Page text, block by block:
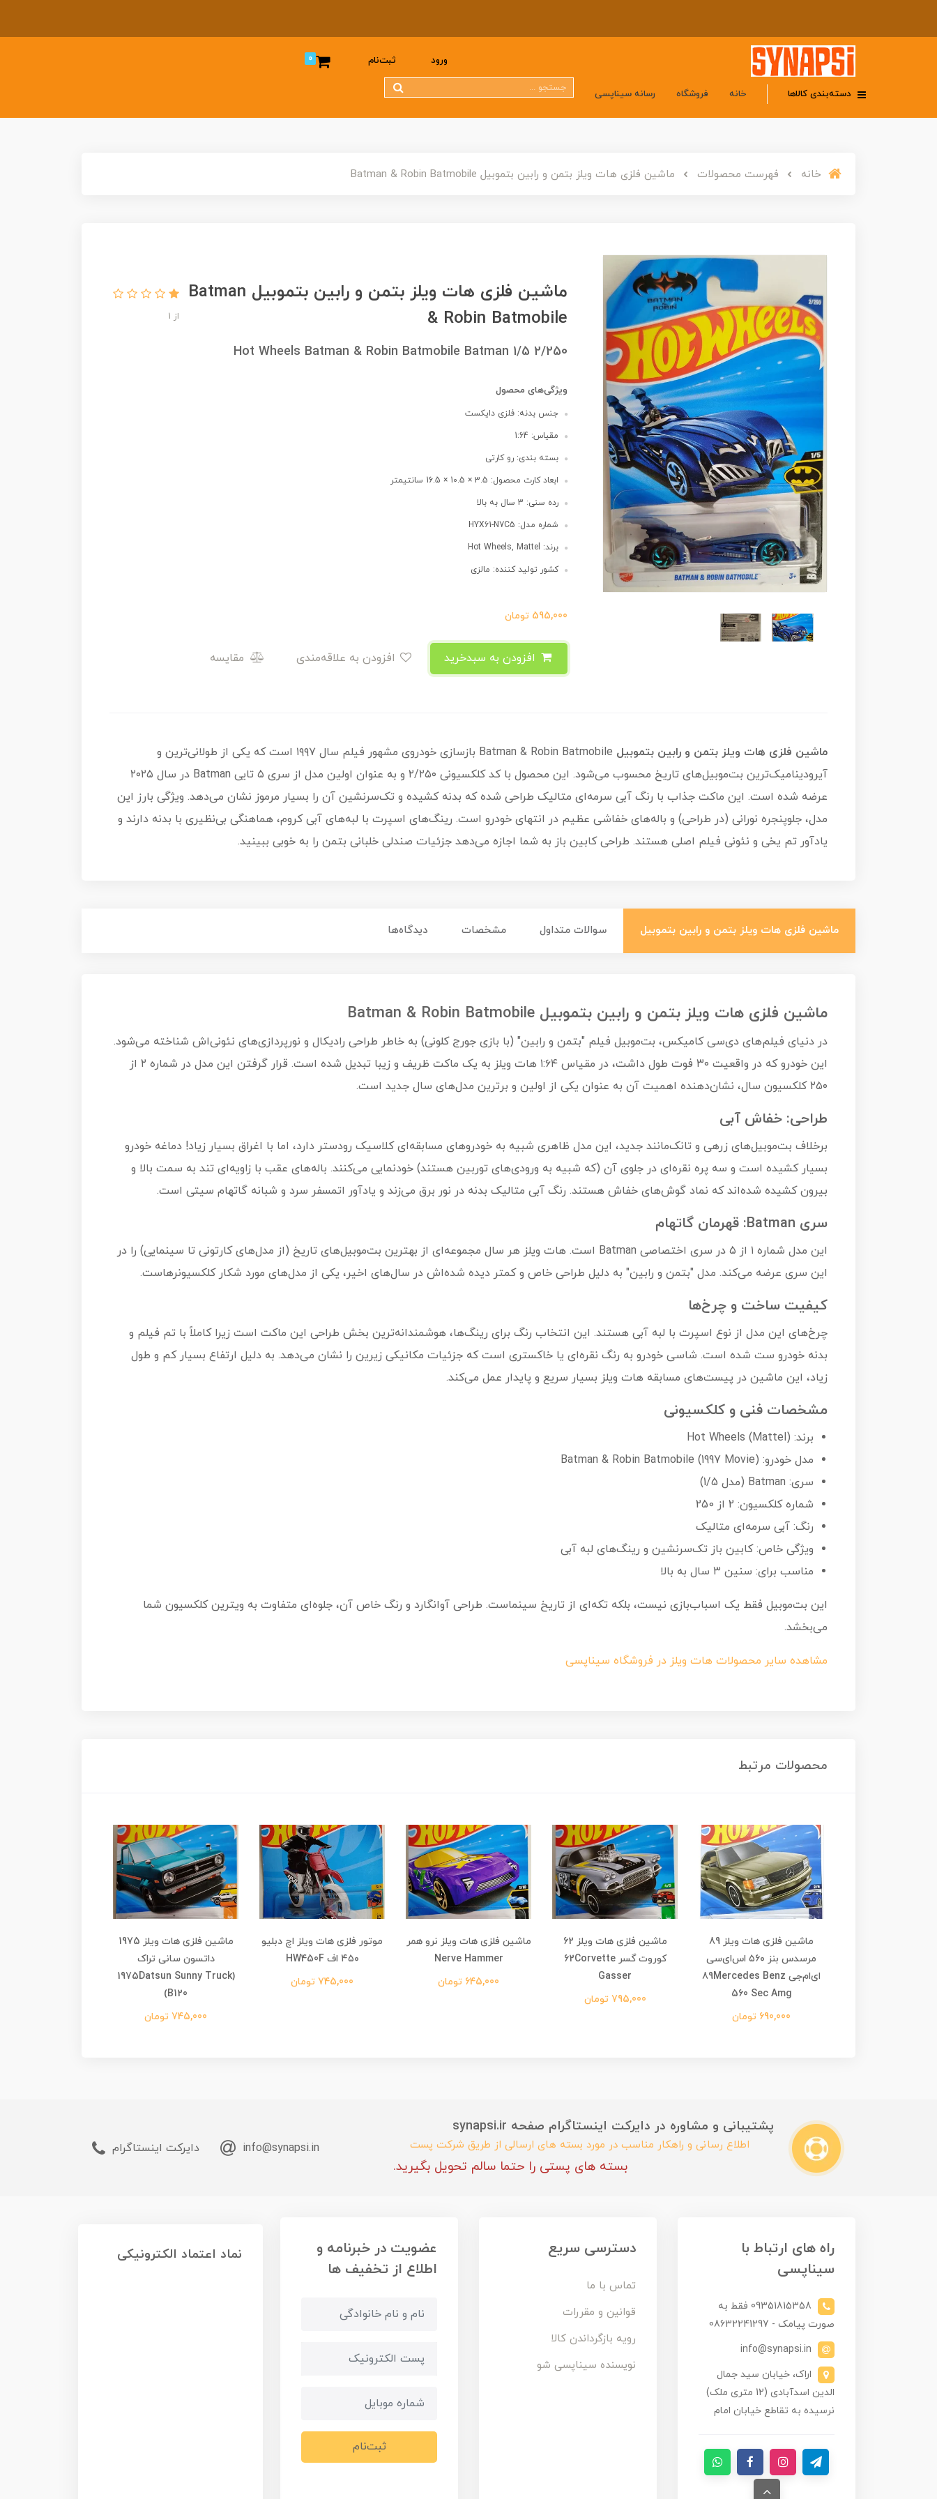
ورود ثبت‌نام 0
دسته‌بندی کالاها خانه فروشگاه رسانه سیناپسی
خانه فهرست محصولات ماشین فلزی هات ویلز بتمن و رابین بتموبیل Batman & Robin Batmobile
ماشین فلزی هات ویلز بتمن و رابین بتموبیل Batman
& Robin Batmobile
از 1
Hot Wheels Batman & Robin Batmobile Batman 1/5 2/250
ویژگی‌های محصول
جنس بدنه: فلزی دایکست
مقیاس: 1:64
بسته بندی: رو کارتی
ابعاد کارت محصول: 3.5 × 10.5 × 16.5 سانتیمتر
رده سنی: 3 سال به بالا
شماره مدل: HYX61-N7C5
برند: Hot Wheels, Mattel
کشور تولید کننده: مالزی
595,000 تومان
مقایسه
ماشین فلزی هات ویلز بتمن و رابین بتموبیل
Batman & Robin Batmobile بازسازی خودروی مشهور فیلم سال ۱۹۹۷ است که یکی از طولانی‌ترین و
آیرودینامیک‌ترین بت‌موبیل‌های تاریخ محسوب می‌شود. این محصول با کد کلکسیونی ۲/۲۵۰ و به عنوان اولین مدل از سری ۵ تایی Batman در سال ۲۰۲۵
عرضه شده است. این ماکت جذاب با رنگ آبی سرمه‌ای متالیک طراحی شده که بدنه کشیده و تک‌سرنشین آن را بسیار مرموز نشان می‌دهد. ویژگی بارز این
مدل، جلوپنجره نورانی (در طراحی) و باله‌های خفاشی عظیم در انتهای خودرو است. رینگ‌های اسپرت با لبه‌های آبی کروم، هماهنگی بی‌نظیری با بدنه دارند و
یادآور تم یخی و نئونی فیلم اصلی هستند. طراحی کابین باز به شما اجازه می‌دهد جزئیات صندلی خلبانی بتمن را به خوبی ببینید.
ماشین فلزی هات ویلز بتمن و رابین بتموبیل سوالات متداول مشخصات دیدگاه‌ها
ماشین فلزی هات ویلز بتمن و رابین بتموبیل Batman & Robin Batmobile
در دنیای فیلم‌های دی‌سی کامیکس، بت‌موبیل فیلم "بتمن و رابین" (با بازی جورج کلونی) به خاطر طراحی رادیکال و نورپردازی‌های نئونی‌اش شناخته می‌شود.
این خودرو که در واقعیت ۳۰ فوت طول داشت، در مقیاس ۱:۶۴ هات ویلز به یک ماکت ظریف و زیبا تبدیل شده است. قرار گرفتن این مدل در شماره ۲ از
۲۵۰ کلکسیون سال، نشان‌دهنده اهمیت آن به عنوان یکی از اولین و برترین مدل‌های سال جدید است.
طراحی: خفاش آبی
برخلاف بت‌موبیل‌های زرهی و تانک‌مانند جدید، این مدل ظاهری شبیه به خودروهای مسابقه‌ای کلاسیک رودستر دارد، اما با اغراق بسیار زیاد! دماغه خودرو
بسیار کشیده است و سه پره نقره‌ای در جلوی آن (که شبیه به ورودی‌های توربین هستند) خودنمایی می‌کنند. باله‌های عقب با زاویه‌ای تند به سمت بالا و
بیرون کشیده شده‌اند که نماد گوش‌های خفاش هستند. رنگ آبی متالیک بدنه در نور برق می‌زند و یادآور اتمسفر سرد و شبانه گاتهام سیتی است.
سری Batman: قهرمان گاتهام
این مدل شماره ۱ از ۵ در سری اختصاصی Batman است. هات ویلز هر سال مجموعه‌ای از بهترین بت‌موبیل‌های تاریخ (از مدل‌های کارتونی تا سینمایی) را در
این سری عرضه می‌کند. مدل "بتمن و رابین" به دلیل طراحی خاص و کمتر دیده شده‌اش در سال‌های اخیر، یکی از مدل‌های مورد شکار کلکسیونرهاست.
کیفیت ساخت و چرخ‌ها
چرخ‌های این مدل از نوع اسپرت با لبه آبی هستند. این انتخاب رنگ برای رینگ‌ها، هوشمندانه‌ترین بخش طراحی این ماکت است زیرا کاملاً با تم فیلم و
بدنه خودرو ست شده است. شاسی خودرو به رنگ نقره‌ای یا خاکستری است که جزئیات مکانیکی زیرین را نشان می‌دهد. به دلیل ارتفاع بسیار کم و طول
زیاد، این ماشین در پیست‌های مسابقه هات ویلز بسیار سریع و پایدار عمل می‌کند.
مشخصات فنی و کلکسیونی
برند: Hot Wheels (Mattel)
مدل خودرو: Batman & Robin Batmobile (1997 Movie)
سری: Batman (مدل 1/5)
شماره کلکسیون: 2 از 250
رنگ: آبی سرمه‌ای متالیک
ویژگی خاص: کابین باز تک‌سرنشین و رینگ‌های لبه آبی
مناسب برای: سنین ۳ سال به بالا
این بت‌موبیل فقط یک اسباب‌بازی نیست، بلکه تکه‌ای از تاریخ سینماست. طراحی آوانگارد و رنگ خاص آن، جلوه‌ای متفاوت به ویترین کلکسیون شما
می‌بخشد.
مشاهده سایر محصولات هات ویلز در فروشگاه سیناپسی
محصولات مرتبط
ماشین فلزی هات ویلز 89
مرسدس بنز ۵۶۰ اس‌ای‌سی
ای‌ام‌جی 89Mercedes Benz
560 Sec Amg
690,000 تومان
ماشین فلزی هات ویلز 62
کوروت گسر 62Corvette
Gasser
795,000 تومان
ماشین فلزی هات ویلز نرو همر
Nerve Hammer
645,000 تومان
موتور فلزی هات ویلز اچ‌ دبلیو
۴۵۰ اف HW450F
745,000 تومان
ماشین فلزی هات ویلز 1975
داتسون سانی تراک
(1975Datsun Sunny Truck
(B120
745,000 تومان
پشتیبانی و مشاوره در دایرکت اینستاگرام صفحه synapsi.ir
اطلاع رسانی و راهکار مناسب در مورد بسته های ارسالی از طریق شرکت پست
بسته های پستی را حتما سالم تحویل بگیرید.
info@synapsi.in دایرکت اینستاگرام
راه های ارتباط با
سیناپسی
09351815358 فقط به
صورت پیامک - 08632241297
info@synapsi.in
اراک، خیابان سید جمال
الدین اسدآبادی (12 متری ملک)
نرسیده به تقاطع خیابان امام
دسترسی سریع
تماس با ما
قوانین و مقررات
رویه بازگرداندن کالا
نویسنده سیناپسی شو
عضویت در خبرنامه و
اطلاع از تخفیف ها
ثبت‌نام
نماد اعتماد الکترونیکی